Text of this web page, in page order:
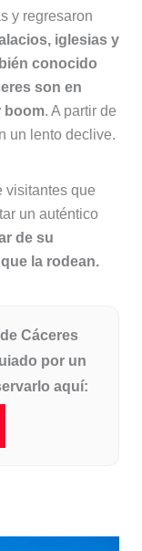
y regresaron
iglesias y
conocido
son en
boom. A partir de
un lento declive.
visitantes que
un auténtico
de su
la rodean.
Cáceres
por un
aquí: